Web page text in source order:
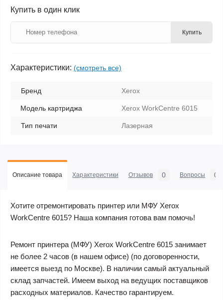
Купить в один клик
Купить
Характеристики: (смотреть все)
Бренд Xerox
Модель картриджа Xerox WorkCentre 6015
Тип печати Лазерная
Описание товара Характеристики Отзывов 0 Вопросы 0
Хотите отремонтировать принтер или МФУ Xerox
WorkCentre 6015? Наша компания готова вам помочь!
Ремонт принтера (МФУ) Xerox WorkCentre 6015 занимает
не более 2 часов (в нашем офисе) (по договоренности,
имеется выезд по Москве). В наличии самый актуальный
склад запчастей. Имеем выход на ведущих поставщиков
расходных материалов. Качество гарантируем.